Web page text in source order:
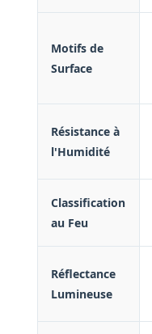
Motifs de
Surface
Résistance à
l'Humidité
Classification
au Feu
Réflectance
Lumineuse